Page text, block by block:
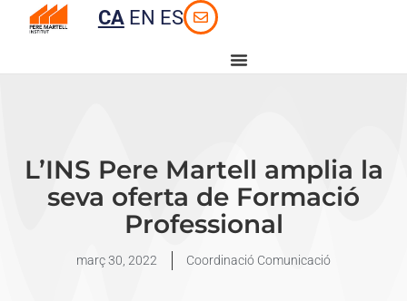
CA EN ES
L’INS Pere Martell amplia la
seva oferta de Formació
Professional
març 30, 2022 Coordinació Comunicació